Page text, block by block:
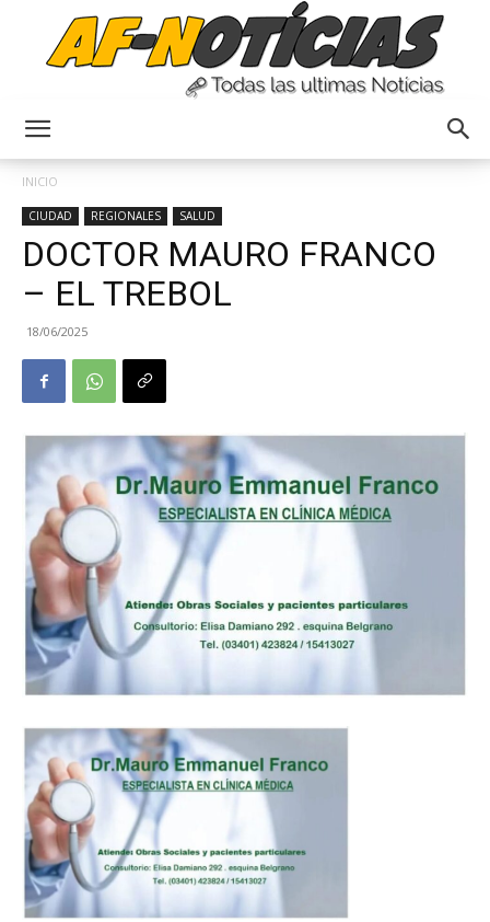
INICIO
CIUDAD REGIONALES SALUD
DOCTOR MAURO FRANCO
– EL TREBOL
18/06/2025